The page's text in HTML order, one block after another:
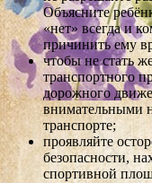
Объясните
«нет» всегда и
причинить ему
чтобы не стать
транспортного
дорожного
внимательными
транспорте;
проявляйте
безопасности,
спортивной